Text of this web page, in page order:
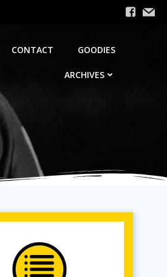
CONTACT GOODIES
ARCHIVES